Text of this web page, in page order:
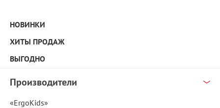
НОВИНКИ
ХИТЫ ПРОДАЖ
ВЫГОДНО
Производители
«ErgoKids»